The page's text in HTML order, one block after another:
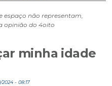
espaço não representam,
opinião do 4oito
minha idade
- 08:17